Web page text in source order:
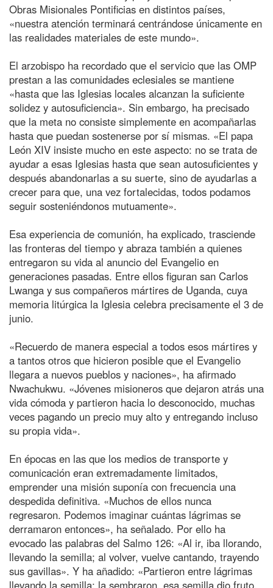
Obras Misionales Pontificias en distintos países,
«nuestra atención terminará centrándose únicamente en
las realidades materiales de este mundo».
El arzobispo ha recordado que el servicio que las OMP
prestan a las comunidades eclesiales se mantiene
«hasta que las Iglesias locales alcanzan la suficiente
solidez y autosuficiencia». Sin embargo, ha precisado
que la meta no consiste simplemente en acompañarlas
hasta que puedan sostenerse por sí mismas. «El papa
León XIV insiste mucho en este aspecto: no se trata de
ayudar a esas Iglesias hasta que sean autosuficientes y
después abandonarlas a su suerte, sino de ayudarlas a
crecer para que, una vez fortalecidas, todos podamos
seguir sosteniéndonos mutuamente».
Esa experiencia de comunión, ha explicado, trasciende
las fronteras del tiempo y abraza también a quienes
entregaron su vida al anuncio del Evangelio en
generaciones pasadas. Entre ellos figuran san Carlos
Lwanga y sus compañeros mártires de Uganda, cuya
memoria litúrgica la Iglesia celebra precisamente el 3 de
junio.
«Recuerdo de manera especial a todos esos mártires y
a tantos otros que hicieron posible que el Evangelio
llegara a nuevos pueblos y naciones», ha afirmado
Nwachukwu. «Jóvenes misioneros que dejaron atrás una
vida cómoda y partieron hacia lo desconocido, muchas
veces pagando un precio muy alto y entregando incluso
su propia vida».
En épocas en las que los medios de transporte y
comunicación eran extremadamente limitados,
emprender una misión suponía con frecuencia una
despedida definitiva. «Muchos de ellos nunca
regresaron. Podemos imaginar cuántas lágrimas se
derramaron entonces», ha señalado. Por ello ha
evocado las palabras del Salmo 126: «Al ir, iba llorando,
llevando la semilla; al volver, vuelve cantando, trayendo
sus gavillas». Y ha añadido: «Partieron entre lágrimas
llevando la semilla; la sembraron, esa semilla dio fruto,